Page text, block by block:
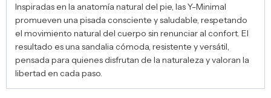
Inspiradas en la anatomía natural del pie, las Y-Minimal
promueven una pisada consciente y saludable, respetando
el movimiento natural del cuerpo sin renunciar al confort. El
resultado es una sandalia cómoda, resistente y versátil,
pensada para quienes disfrutan de la naturaleza y valoran la
libertad en cada paso.